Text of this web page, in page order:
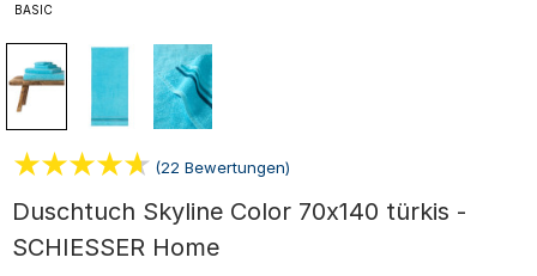
BASIC
(22 Bewertungen)
Duschtuch Skyline Color 70x140 türkis -
SCHIESSER Home